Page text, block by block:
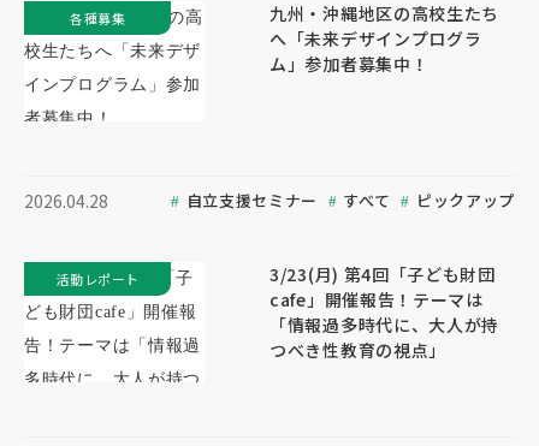
九州・沖縄地区の高校生たち
へ「未来デザインプログラ
ム」参加者募集中！
2026.04.28 自立支援セミナー すべて ピックアップ
各種募集
3/23(月) 第4回「子ども財団
cafe」開催報告！テーマは
「情報過多時代に、大人が持
つべき性教育の視点」
活動レポート